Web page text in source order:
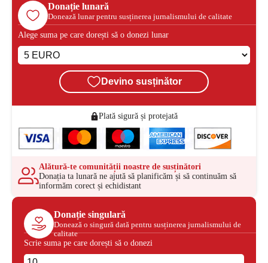
Donație lunară
Donează lunar pentru susținerea jurnalismului de calitate
Alege suma pe care dorești să o donezi lunar
Devino susținător
Plată sigură și protejată
Alătură-te comunității noastre de susținători
Donația ta lunară ne ajută să planificăm și să continuăm să
informăm corect și echidistant
Donație singulară
Donează o singură dată pentru susținerea jurnalismului de
calitate
Scrie suma pe care dorești să o donezi